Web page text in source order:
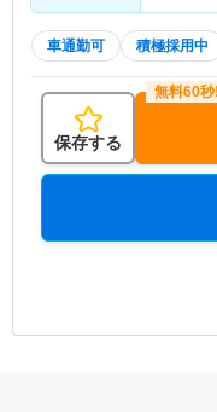
車通勤可 積極採用中
保存する